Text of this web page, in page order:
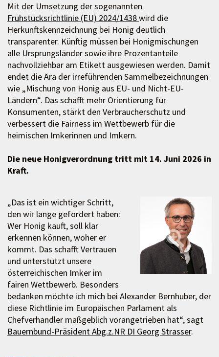
Mit der Umsetzung der sogenannten
Frühstücksrichtlinie (EU) 2024/1438wird die
Herkunftskennzeichnung bei Honig deutlich
transparenter. Künftig müssen bei Honigmischungen
alle Ursprungsländer sowie ihre Prozentanteile
nachvollziehbar am Etikett ausgewiesen werden. Damit
endet die Ära der irreführenden Sammelbezeichnungen
wie „Mischung von Honig aus EU- und Nicht-EU-
Ländern“. Das schafft mehr Orientierung für
Konsumenten, stärkt den Verbraucherschutz und
verbessert die Fairness im Wettbewerb für die
heimischen Imkerinnen und Imkern.
Die neue Honigverordnung tritt mit 14. Juni 2026 in
Kraft.
„Das ist ein wichtiger Schritt,
den wir lange gefordert haben:
Wer Honig kauft, soll klar
erkennen können, woher er
kommt. Das schafft Vertrauen
und unterstützt unsere
österreichischen Imker im
fairen Wettbewerb. Besonders
bedanken möchte ich mich bei Alexander Bernhuber, der
diese Richtlinie im Europäischen Parlament als
Chefverhandler maßgeblich vorangetrieben hat“, sagt
Bauernbund-Präsident Abg.z.NR DI Georg Strasser.